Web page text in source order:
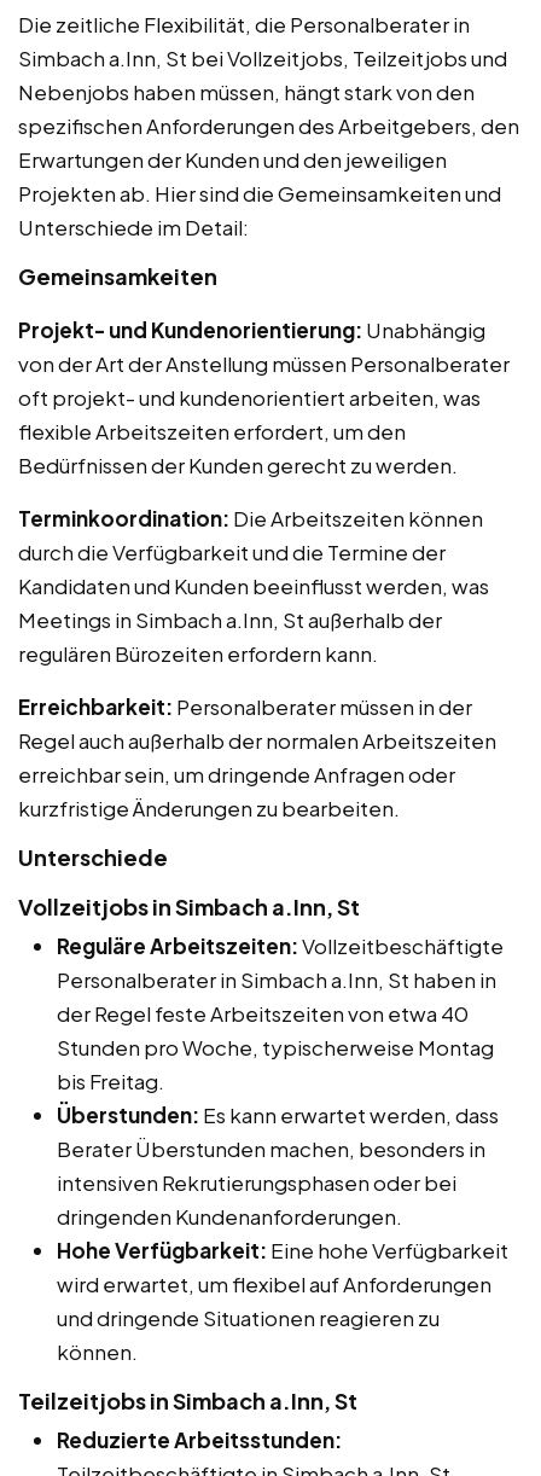
Die zeitliche Flexibilität, die Personalberater in
Simbach a.Inn, St bei Vollzeitjobs, Teilzeitjobs und
Nebenjobs haben müssen, hängt stark von den
spezifischen Anforderungen des Arbeitgebers, den
Erwartungen der Kunden und den jeweiligen
Projekten ab. Hier sind die Gemeinsamkeiten und
Unterschiede im Detail:
Gemeinsamkeiten
Projekt- und Kundenorientierung: Unabhängig
von der Art der Anstellung müssen Personalberater
oft projekt- und kundenorientiert arbeiten, was
flexible Arbeitszeiten erfordert, um den
Bedürfnissen der Kunden gerecht zu werden.
Terminkoordination: Die Arbeitszeiten können
durch die Verfügbarkeit und die Termine der
Kandidaten und Kunden beeinflusst werden, was
Meetings in Simbach a.Inn, St außerhalb der
regulären Bürozeiten erfordern kann.
Erreichbarkeit: Personalberater müssen in der
Regel auch außerhalb der normalen Arbeitszeiten
erreichbar sein, um dringende Anfragen oder
kurzfristige Änderungen zu bearbeiten.
Unterschiede
Vollzeitjobs in Simbach a.Inn, St
Reguläre Arbeitszeiten:Vollzeitbeschäftigte
Personalberater in Simbach a.Inn, St haben in
der Regel feste Arbeitszeiten von etwa 40
Stunden pro Woche, typischerweise Montag
bis Freitag.
Überstunden: Es kann erwartet werden, dass
Berater Überstunden machen, besonders in
intensiven Rekrutierungsphasen oder bei
dringenden Kundenanforderungen.
Hohe Verfügbarkeit: Eine hohe Verfügbarkeit
wird erwartet, um flexibel auf Anforderungen
und dringende Situationen reagieren zu
können.
Teilzeitjobs in Simbach a.Inn, St
Reduzierte Arbeitsstunden: